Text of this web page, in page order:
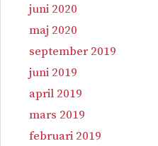
juni 2020
maj 2020
september 2019
juni 2019
april 2019
mars 2019
februari 2019